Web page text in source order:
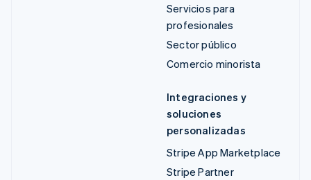
Servicios para
profesionales
Sector público
Comercio minorista
Integraciones y
soluciones
personalizadas
Stripe App Marketplace
Stripe Partner